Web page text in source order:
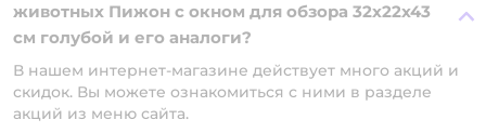
животных Пижон с окном для обзора 32х22х43
см голубой и его аналоги?
В нашем интернет-магазине действует много акций и
скидок. Вы можете ознакомиться с ними в разделе
акций из меню сайта.